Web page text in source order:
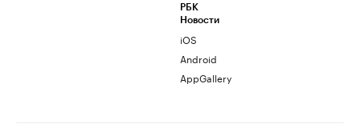
РБК
Новости
iOS
Android
AppGallery